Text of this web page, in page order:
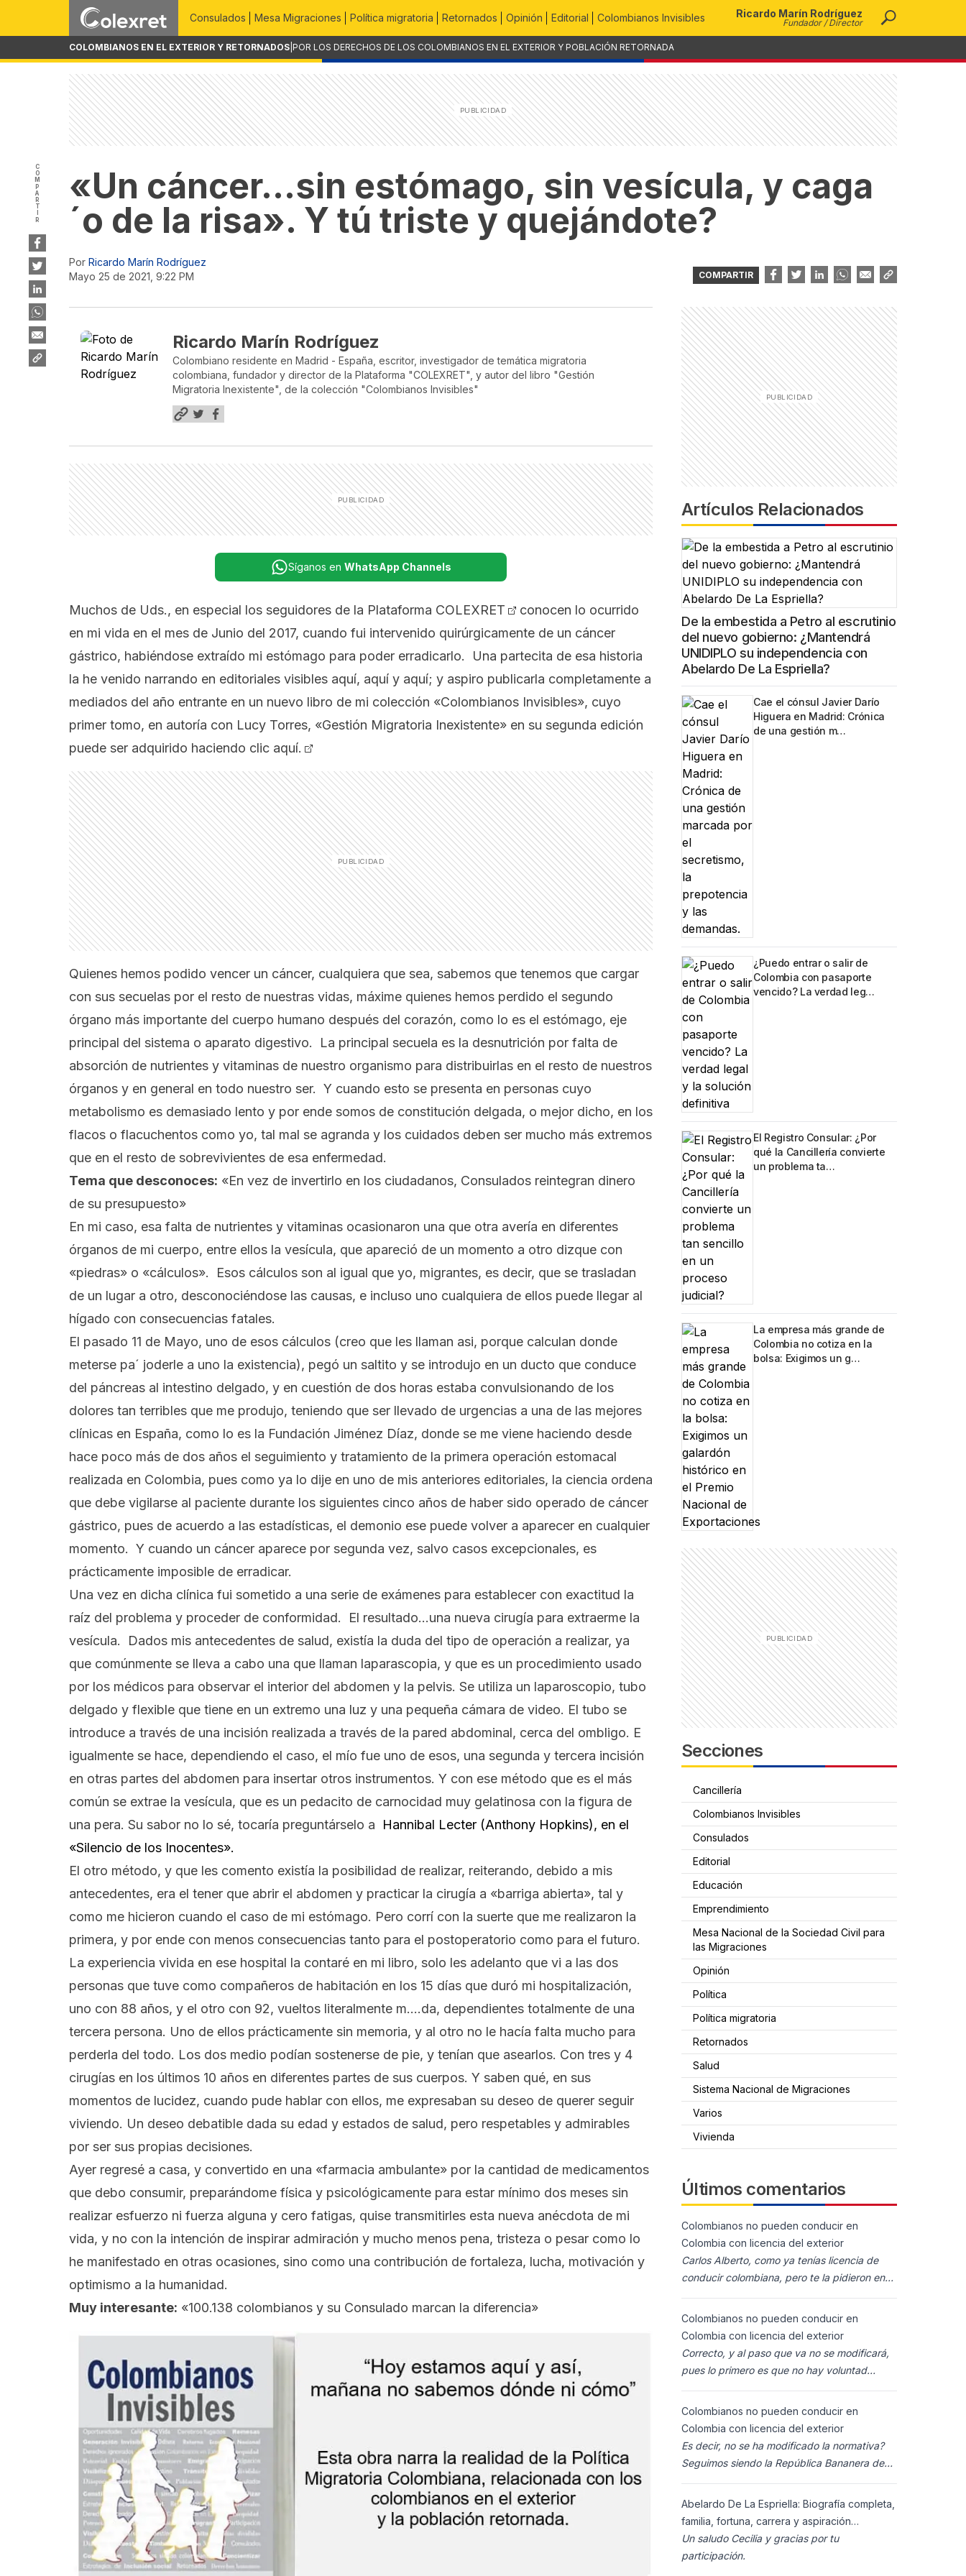
Consulados Mesa Migraciones Política migratoria Retornados Opinión Editorial Colombianos Invisibles Ricardo Marín Rodríguez
Fundador / Director
COLOMBIANOS EN EL EXTERIOR Y RETORNADOS POR LOS DERECHOS DE LOS COLOMBIANOS EN EL EXTERIOR Y POBLACIÓN RETORNADA
COMPARTIR
«Un cáncer…sin estómago, sin vesícula, y caga
´o de la risa». Y tú triste y quejándote?
Por Ricardo Marín Rodríguez
mayo 25 de 2021, 9:22 PM
COMPARTIR
Ricardo Marín Rodríguez
Colombiano residente en Madrid - España, escritor, investigador de temática migratoria
colombiana, fundador y director de la Plataforma "COLEXRET", y autor del libro "Gestión
Migratoria Inexistente", de la colección "Colombianos Invisibles"
Síganos en WhatsApp Channels
Muchos de Uds., en especial los seguidores de la Plataforma COLEXRET
conocen lo ocurrido
en mi vida en el mes de Junio del 2017, cuando fui intervenido quirúrgicamente de un cáncer
gástrico, habiéndose extraído mi estómago para poder erradicarlo. Una partecita de esa historia
la he venido narrando en editoriales visibles aquí, aquí y aquí; y aspiro publicarla completamente a
mediados del año entrante en un nuevo libro de mi colección «Colombianos Invisibles», cuyo
primer tomo, en autoría con Lucy Torres, «Gestión Migratoria Inexistente» en su segunda edición
puede ser adquirido haciendo clic aquí.
Quienes hemos podido vencer un cáncer, cualquiera que sea, sabemos que tenemos que cargar
con sus secuelas por el resto de nuestras vidas, máxime quienes hemos perdido el segundo
órgano más importante del cuerpo humano después del corazón, como lo es el estómago, eje
principal del sistema o aparato digestivo. La principal secuela es la desnutrición por falta de
absorción de nutrientes y vitaminas de nuestro organismo para distribuirlas en el resto de nuestros
órganos y en general en todo nuestro ser. Y cuando esto se presenta en personas cuyo
metabolismo es demasiado lento y por ende somos de constitución delgada, o mejor dicho, en los
flacos o flacuchentos como yo, tal mal se agranda y los cuidados deben ser mucho más extremos
que en el resto de sobrevivientes de esa enfermedad.
Tema que desconoces: «En vez de invertirlo en los ciudadanos, Consulados reintegran dinero
de su presupuesto»
En mi caso, esa falta de nutrientes y vitaminas ocasionaron una que otra avería en diferentes
órganos de mi cuerpo, entre ellos la vesícula, que apareció de un momento a otro dizque con
«piedras» o «cálculos». Esos cálculos son al igual que yo, migrantes, es decir, que se trasladan
de un lugar a otro, desconociéndose las causas, e incluso uno cualquiera de ellos puede llegar al
hígado con consecuencias fatales.
El pasado 11 de Mayo, uno de esos cálculos (creo que les llaman asi, porque calculan donde
meterse pa´ joderle a uno la existencia), pegó un saltito y se introdujo en un ducto que conduce
del páncreas al intestino delgado, y en cuestión de dos horas estaba convulsionando de los
dolores tan terribles que me produjo, teniendo que ser llevado de urgencias a una de las mejores
clínicas en España, como lo es la Fundación Jiménez Díaz, donde se me viene haciendo desde
hace poco más de dos años el seguimiento y tratamiento de la primera operación estomacal
realizada en Colombia, pues como ya lo dije en uno de mis anteriores editoriales, la ciencia ordena
que debe vigilarse al paciente durante los siguientes cinco años de haber sido operado de cáncer
gástrico, pues de acuerdo a las estadísticas, el demonio ese puede volver a aparecer en cualquier
momento. Y cuando un cáncer aparece por segunda vez, salvo casos excepcionales, es
prácticamente imposible de erradicar.
Una vez en dicha clínica fui sometido a una serie de exámenes para establecer con exactitud la
raíz del problema y proceder de conformidad. El resultado…una nueva cirugía para extraerme la
vesícula. Dados mis antecedentes de salud, existía la duda del tipo de operación a realizar, ya
que comúnmente se lleva a cabo una que llaman laparascopia, y que es un procedimiento usado
por los médicos para observar el interior del abdomen y la pelvis. Se utiliza un laparoscopio, tubo
delgado y flexible que tiene en un extremo una luz y una pequeña cámara de video. El tubo se
introduce a través de una incisión realizada a través de la pared abdominal, cerca del ombligo. E
igualmente se hace, dependiendo el caso, el mío fue uno de esos, una segunda y tercera incisión
en otras partes del abdomen para insertar otros instrumentos. Y con ese método que es el más
común se extrae la vesícula, que es un pedacito de carnocidad muy gelatinosa con la figura de
una pera. Su sabor no lo sé, tocaría preguntárselo a
Hannibal Lecter (Anthony Hopkins), en el
«Silencio de los Inocentes».
El otro método, y que les comento existía la posibilidad de realizar, reiterando, debido a mis
antecedentes, era el tener que abrir el abdomen y practicar la cirugía a «barriga abierta», tal y
como me hicieron cuando el caso de mi estómago. Pero corrí con la suerte que me realizaron la
primera, y por ende con menos consecuencias tanto para el postoperatorio como para el futuro.
La experiencia vivida en ese hospital la contaré en mi libro, solo les adelanto que vi a las dos
personas que tuve como compañeros de habitación en los 15 días que duró mi hospitalización,
uno con 88 años, y el otro con 92, vueltos literalmente m….da, dependientes totalmente de una
tercera persona. Uno de ellos prácticamente sin memoria, y al otro no le hacía falta mucho para
perderla del todo. Los dos medio podían sostenerse de pie, y tenían que asearlos. Con tres y 4
cirugías en los últimos 10 años en diferentes partes de sus cuerpos. Y saben qué, en sus
momentos de lucidez, cuando pude hablar con ellos, me expresaban su deseo de querer seguir
viviendo. Un deseo debatible dada su edad y estados de salud, pero respetables y admirables
por ser sus propias decisiones.
Ayer regresé a casa, y convertido en una «farmacia ambulante» por la cantidad de medicamentos
que debo consumir, preparándome física y psicológicamente para estar mínimo dos meses sin
realizar esfuerzo ni fuerza alguna y cero fatigas, quise transmitirles esta nueva anécdota de mi
vida, y no con la intención de inspirar admiración y mucho menos pena, tristeza o pesar como lo
he manifestado en otras ocasiones, sino como una contribución de fortaleza, lucha, motivación y
optimismo a la humanidad.
Muy interesante: «100.138 colombianos y su Consulado marcan la diferencia»
Artículos Relacionados
De la embestida a Petro al escrutinio
del nuevo gobierno: ¿Mantendrá
UNIDIPLO su independencia con
Abelardo De La Espriella?
Cae el cónsul Javier Darío
Higuera en Madrid: Crónica
de una gestión m…
¿Puedo entrar o salir de
Colombia con pasaporte
vencido? La verdad leg…
El Registro Consular: ¿Por
qué la Cancillería convierte
un problema ta…
La empresa más grande de
Colombia no cotiza en la
bolsa: Exigimos un g…
Secciones
Cancillería
Colombianos Invisibles
Consulados
Editorial
Educación
Emprendimiento
Mesa Nacional de la Sociedad Civil para
las Migraciones
Opinión
Política
Política migratoria
Retornados
Salud
Sistema Nacional de Migraciones
Varios
Vivienda
Últimos comentarios
Colombianos no pueden conducir en
Colombia con licencia del exterior
Carlos Alberto, como ya tenías licencia de
conducir colombiana, pero te la pidieron en
Colombia (s
Colombianos no pueden conducir en
Colombia con licencia del exterior
Correcto, y al paso que va no se modificará,
pues lo primero es que no hay voluntad
ciudadanos n
Colombianos no pueden conducir en
Colombia con licencia del exterior
Es decir, no se ha modificado la normativa?
Seguimos siendo la República Bananera de
Abelardo De La Espriella: Biografía completa,
familia, fortuna, carrera y aspiración
presidencial 2026.
Un saludo Cecilia y gracias por tu
participación.